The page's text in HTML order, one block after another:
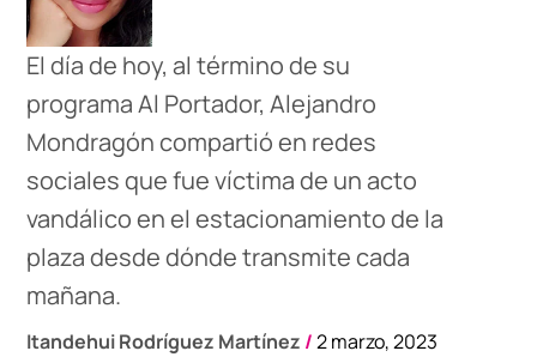
El día de hoy, al término de su
programa Al Portador, Alejandro
Mondragón compartió en redes
sociales que fue víctima de un acto
vandálico en el estacionamiento de la
plaza desde dónde transmite cada
mañana.
Itandehui Rodríguez Martínez / 2 marzo, 2023